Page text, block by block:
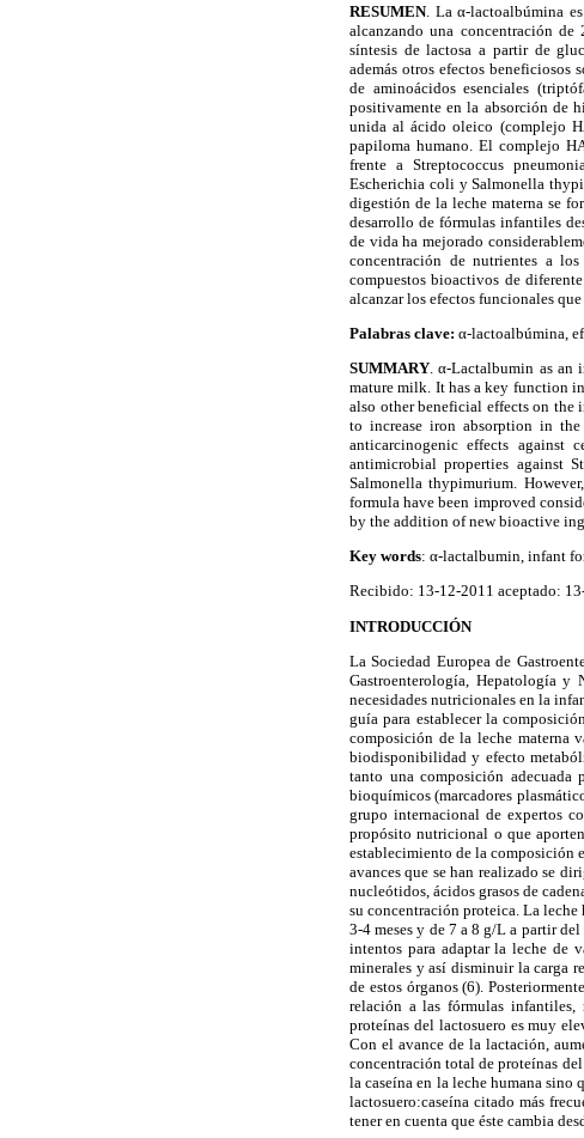
RESUMEN. La α-lactoalbúmina
alcanzando una concentración
síntesis de lactosa a partir de
además otros efectos beneficiosos
de aminoácidos esenciales
positivamente en la absorción de
unida al ácido oleico (complejo
papiloma humano. El complejo
frente a Streptococcus
Escherichia coli y Salmonella
digestión de la leche materna se
desarrollo de fórmulas infantiles
de vida ha mejorado
concentración de nutrientes a
compuestos bioactivos de
alcanzar los efectos funcionales
Palabras clave: α-lactoalbúmina,
SUMMARY. α-Lactalbumin as
mature milk. It has a key function
also other beneficial effects on the
to increase iron absorption in
anticarcinogenic effects
antimicrobial properties against
Salmonella thypimurium.
formula have been improved
by the addition of new bioactive
Key words: α-lactalbumin, infant
Recibido: 13-12-2011 aceptado:
INTRODUCCIÓN
La Sociedad Europea de
Gastroenterología, Hepatología
necesidades nutricionales en la
guía para establecer la
composición de la leche materna
biodisponibilidad y efecto
tanto una composición adecuada
bioquímicos (marcadores
grupo internacional de expertos
propósito nutricional o que
establecimiento de la composición
avances que se han realizado se
nucleótidos, ácidos grasos de
su concentración proteica. La
3-4 meses y de 7 a 8 g/L a partir
intentos para adaptar la leche de
minerales y así disminuir la carga
de estos órganos (6).
relación a las fórmulas
proteínas del lactosuero es muy
Con el avance de la lactación,
concentración total de proteínas
la caseína en la leche humana sino
lactosuero:caseína citado más
tener en cuenta que éste cambia